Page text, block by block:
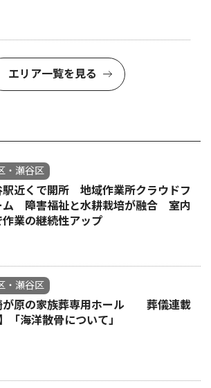
エリア一覧を見る
・瀬谷区
駅近くで開所 地域作業所クラウドフ
ム 障害福祉と水耕栽培が融合 室内
作業の継続性アップ
・瀬谷区
が原の家族葬専用ホール 葬儀連載
】「海洋散骨について」